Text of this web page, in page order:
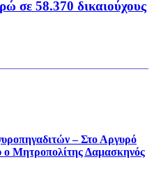
σε 58.370 δικαιούχους
– Στο Αργυρό
Μητροπολίτης Δαμασκηνός